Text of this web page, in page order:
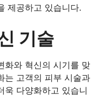
제공하고 있습니다.
기술
화와 혁신의 시기를 맞
는 고객의 피부 시술과
욱 다양화하고 있습니